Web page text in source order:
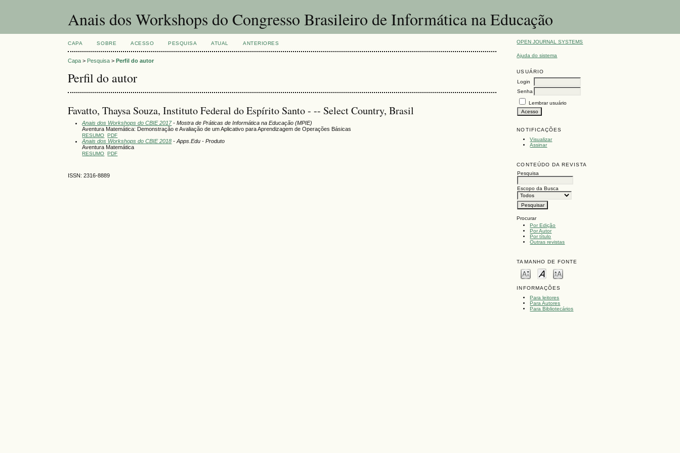
Anais dos Workshops do Congresso Brasileiro de Informática na Educação
OPEN JOURNAL SYSTEMS
Ajuda do sistema
USUÁRIO
Login
Senha
Lembrar usuário
NOTIFICAÇÕES
Visualizar
Assinar
CONTEÚDO DA REVISTA
Pesquisa
Escopo da Busca
Procurar
Por Edição
Por Autor
Por título
Outras revistas
TAMANHO DE FONTE
INFORMAÇÕES
Para leitores
Para Autores
Para Bibliotecários
CAPA SOBRE ACESSO PESQUISA ATUAL ANTERIORES
Capa > Pesquisa >Perfil do autor
Perfil do autor
Favatto, Thaysa Souza, Instituto Federal do Espírito Santo - -- Select Country, Brasil
Anais dos Workshops do CBIE 2017- Mostra de Práticas de Informática na Educação (MPIE)
Aventura Matemática: Demonstração e Avaliação de um Aplicativo para Aprendizagem de Operações Básicas
RESUMO PDF
Anais dos Workshops do CBIE 2018 - Apps.Edu - Produto
Aventura Matemática
RESUMO PDF
ISSN: 2316-8889